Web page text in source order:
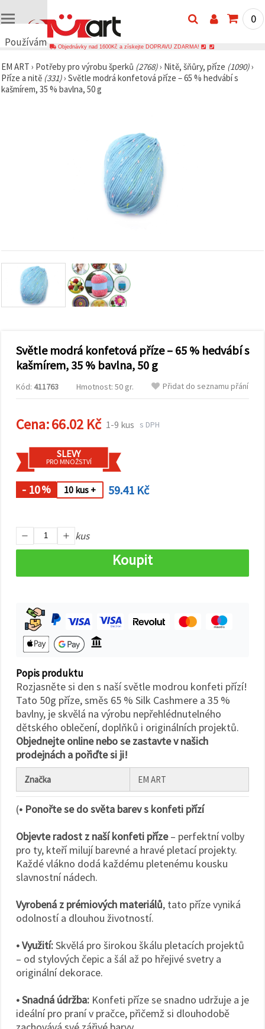
Používáme
🍪
Používáme
cookies a
zobrazovali
obsah a
reklamu, a
pomocí
našich
marketing.
Můžete
souhlasit s
všech
cookies
"Přijmout
uvést své
preference v
Nastavení
výběrem
daného
na tlačítko
Nastavení
0
Objednávky nad 1600Kč a získejte DOPRAVU ZDARMA!
EM ART › Potřeby pro výrobu šperků (2768)› Nitě, šňůry, příze (1090)›
Příze a nitě (331)› Světle modrá konfetová příze – 65 % hedvábí s
kašmírem, 35 % bavlna, 50 g
Světle modrá konfetová příze – 65 % hedvábí s
kašmírem, 35 % bavlna, 50 g
Kód: 411763 Hmotnost: 50 gr. Přidat do seznamu přání
Cena:66.02 Kč 1-9 kus s DPH
SLEVY
PRO MNOŽSTVÍ
- 10% 10 kus + 59.41 Kč
kus
Koupit
Popis produktu
Rozjasněte si den s naší světle modrou konfeti přízí!
Tato 50g příze, směs 65 % Silk Cashmere a 35 %
bavlny, je skvělá na výrobu nepřehlédnutelného
dětského oblečení, doplňků i originálních projektů.
Objednejte online nebo se zastavte v našich
prodejnách a pořiďte si ji!
Značka EM ART
(• Ponořte se do světa barev s konfeti přízí
Objevte radost z naší konfeti příze– perfektní volby
pro ty, kteří milují barevné a hravé pletací projekty.
Každé vlákno dodá každému pletenému kousku
slavnostní nádech.
Vyrobená z prémiových materiálů, tato příze vyniká
odolností a dlouhou životností.
• Využití:Skvělá pro širokou škálu pletacích projektů
– od stylových čepic a šál až po hřejivé svetry a
originální dekorace.
• Snadná údržba: Konfeti příze se snadno udržuje a je
ideální pro praní v pračce, přičemž si dlouhodobě